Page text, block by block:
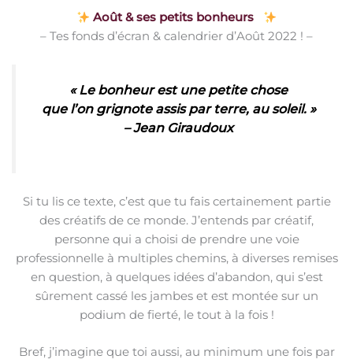
Août & ses petits bonheurs
– Tes fonds d’écran & calendrier d’Août 2022 ! –
« Le bonheur est une petite chose
que l’on grignote assis par terre, au soleil. »
– Jean Giraudoux
Si tu lis ce texte, c’est que tu fais certainement partie
des créatifs de ce monde. J’entends par créatif,
personne qui a choisi de prendre une voie
professionnelle à multiples chemins, à diverses remises
en question, à quelques idées d’abandon, qui s’est
sûrement cassé les jambes et est montée sur un
podium de fierté, le tout à la fois !
Bref, j’imagine que toi aussi, au minimum une fois par